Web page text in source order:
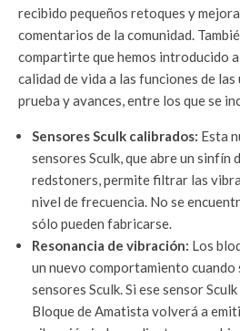
recibido pequeños retoques y
comentarios de la comunidad.
compartirte que hemos introducido
calidad de vida a las funciones de
prueba y avances, entre los que se
Sensores Sculk calibrados: Esta
sensores Sculk, que abre un sinfín
redstoners, permite filtrar las
nivel de frecuencia. No se
sólo pueden fabricarse.
Resonancia de vibración: Los
un nuevo comportamiento cuando
sensores Sculk. Si ese sensor
Bloque de Amatista volverá a